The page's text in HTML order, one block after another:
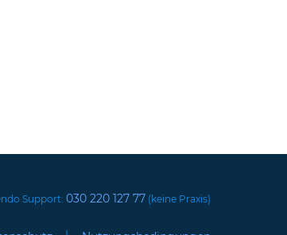
Support: 030 220 127 77 (keine Praxis)